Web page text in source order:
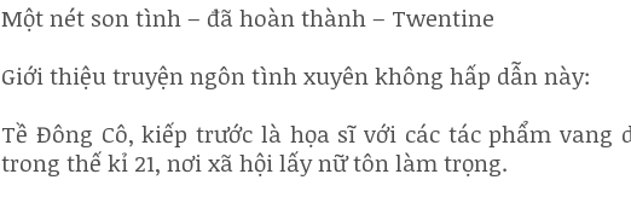
Một nét son tình – đã hoàn thành – Twentine
Giới thiệu truyện ngôn tình xuyên không hấp dẫn này:
Tề Đông Cô, kiếp trước là họa sĩ với các tác phẩm vang
trong thế kỉ 21, nơi xã hội lấy nữ tôn làm trọng.